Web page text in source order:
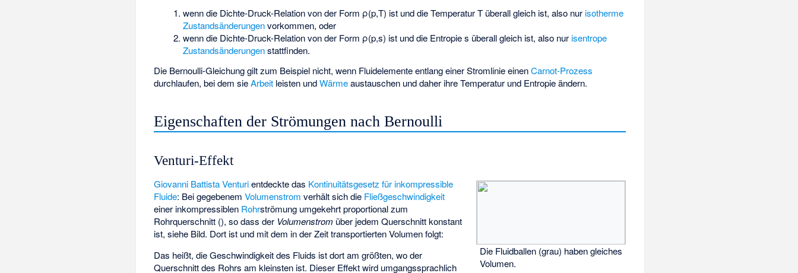
wenn die Dichte-Druck-Relation von der Form ρ(p,T) ist und die Temperatur T überall gleich ist, also nur isotherme
Zustandsänderungenvorkommen, oder
wenn die Dichte-Druck-Relation von der Form ρ(p,s) ist und die Entropie s überall gleich ist, also nur isentrope
Zustandsänderungenstattfinden.
Die Bernoulli-Gleichung gilt zum Beispiel nicht, wenn Fluidelemente entlang einer Stromlinie einenCarnot-Prozess
durchlaufen, bei dem sieArbeit leisten undWärmeaustauschen und daher ihre Temperatur und Entropie ändern.
Eigenschaften der Strömungen nach Bernoulli
Venturi-Effekt
Die Fluidballen (grau) haben gleiches
Volumen.
Giovanni Battista Venturientdeckte das Kontinuitätsgesetz für inkompressible
Fluide: Bei gegebenemVolumenstrom verhält sich die Fließgeschwindigkeit
einer inkompressiblen Rohr­strömung umgekehrt proportional zum
Rohrquerschnitt (), so dass der Volumenstrom über jedem Querschnitt konstant
ist, siehe Bild. Dort ist und mit dem in der Zeittransportierten Volumenfolgt:
Das heißt, die Geschwindigkeit des Fluids ist dort am größten, wo der
Querschnitt des Rohrs am kleinsten ist. Dieser Effekt wird umgangssprachlich